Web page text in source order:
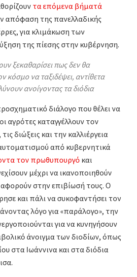
τα επόμενα βήματά
απόφαση της πανελλαδικής
για κλιμάκωση των
της πίεσης στην κυβέρνηση.
ξεκαθαρίσει πως δεν θα
κόσμο να ταξιδέψει, αντίθετα
ανοίγοντας τα διόδια
διάλογο που θέλει να
αγρότες καταγγέλλουν τον
διώξεις και την καλλιέργεια
από κυβερνητικά
τον πρωθυπουργό και
μέχρι να ικανοποιηθούν
στην επιβίωσή τους. Ο
και πάλι να συκοφαντήσει τον
λόγο για «παράλογο», την
για να κυνηγήσουν
άνοιγμα των διοδίων, όπως
στα Ιωάννινα και στα διόδια